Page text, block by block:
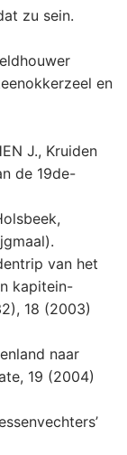
zu sein.
en
J., Kruiden
de 19de-
van het
kapitein-
18 (2003)
naar
19 (2004)